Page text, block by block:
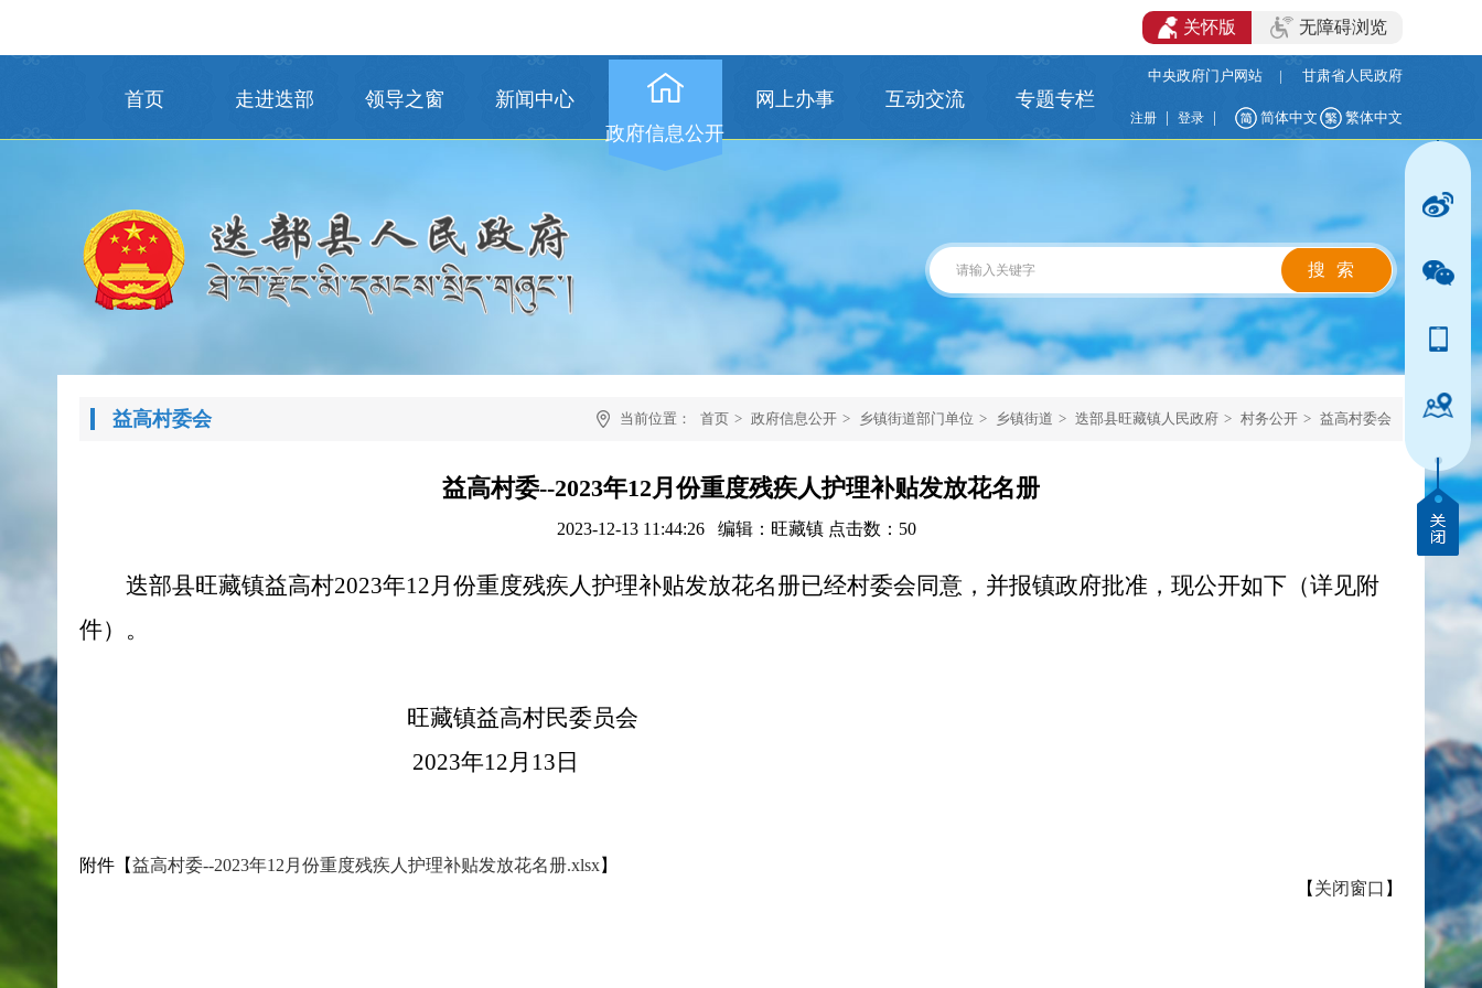
关怀版 无障碍浏览
首页 走进迭部 领导之窗
新闻中心
政府信息公开
网上办事 互动交流 专题专栏
中央政府门户网站 | 甘肃省人民政府
注册 登录 简体中文 繁体中文
当前位置： 首页 > 政府信息公开 > 乡镇街道部门单位 > 乡镇街道 > 迭部县旺藏镇人民政府 > 村务公开 > 益高村委会
益高村委会
益高村委--2023年12月份重度残疾人护理补贴发放花名册
2023-12-13 11:44:26 编辑：旺藏镇 点击数： 50
迭部县旺藏镇益高村2023年12月份重度残疾人护理补贴发放花名册已经村委会同意，并报镇政府批准，现公开如下（详见附
件）。
旺藏镇益高村民委员会
2023年12月13日
附件【益高村委--2023年12月份重度残疾人护理补贴发放花名册.xlsx】
【 关闭窗口 】